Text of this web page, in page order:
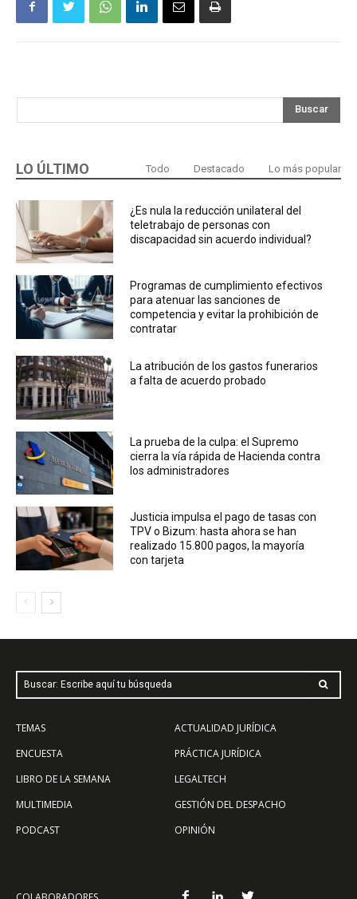
Buscar
LO ÚLTIMO Todo Destacado Lo más popular
¿Es nula la reducción unilateral del
teletrabajo de personas con
discapacidad sin acuerdo individual?
Programas de cumplimiento efectivos
para atenuar las sanciones de
competencia y evitar la prohibición de
contratar
La atribución de los gastos funerarios
a falta de acuerdo probado
La prueba de la culpa: el Supremo
cierra la vía rápida de Hacienda contra
los administradores
Justicia impulsa el pago de tasas con
TPV o Bizum: hasta ahora se han
realizado 15.800 pagos, la mayoría
con tarjeta
Buscar: Escribe aquí tu búsqueda
TEMAS
ENCUESTA
LIBRO DE LA SEMANA
MULTIMEDIA
PODCAST
ACTUALIDAD JURÍDICA
PRÁCTICA JURÍDICA
LEGALTECH
GESTIÓN DEL DESPACHO
OPINIÓN